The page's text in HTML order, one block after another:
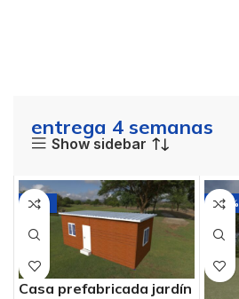
entrega 4 semanas
Show sidebar
-11%
Casa prefabricada jardín
-20%